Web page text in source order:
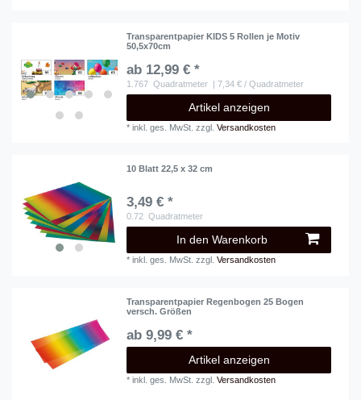
Transparentpapier KIDS 5 Rollen je Motiv
50,5x70cm
ab 12,99 € *
1.767 Quadratmeter | 7,34 € / Quadratmeter
Artikel anzeigen
*inkl. ges. MwSt. zzgl.Versandkosten
10 Blatt 22,5 x 32 cm
3,49 € *
0.72 Quadratmeter
In den Warenkorb
*inkl. ges. MwSt. zzgl.Versandkosten
Transparentpapier Regenbogen 25 Bogen
versch. Größen
ab 9,99 € *
Artikel anzeigen
*inkl. ges. MwSt. zzgl.Versandkosten